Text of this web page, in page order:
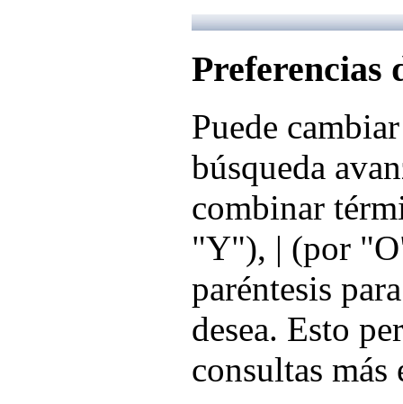
Preferencias
Puede
búsqueda
combinar
"Y"), | (por
paréntesis
desea. Esto
consultas más